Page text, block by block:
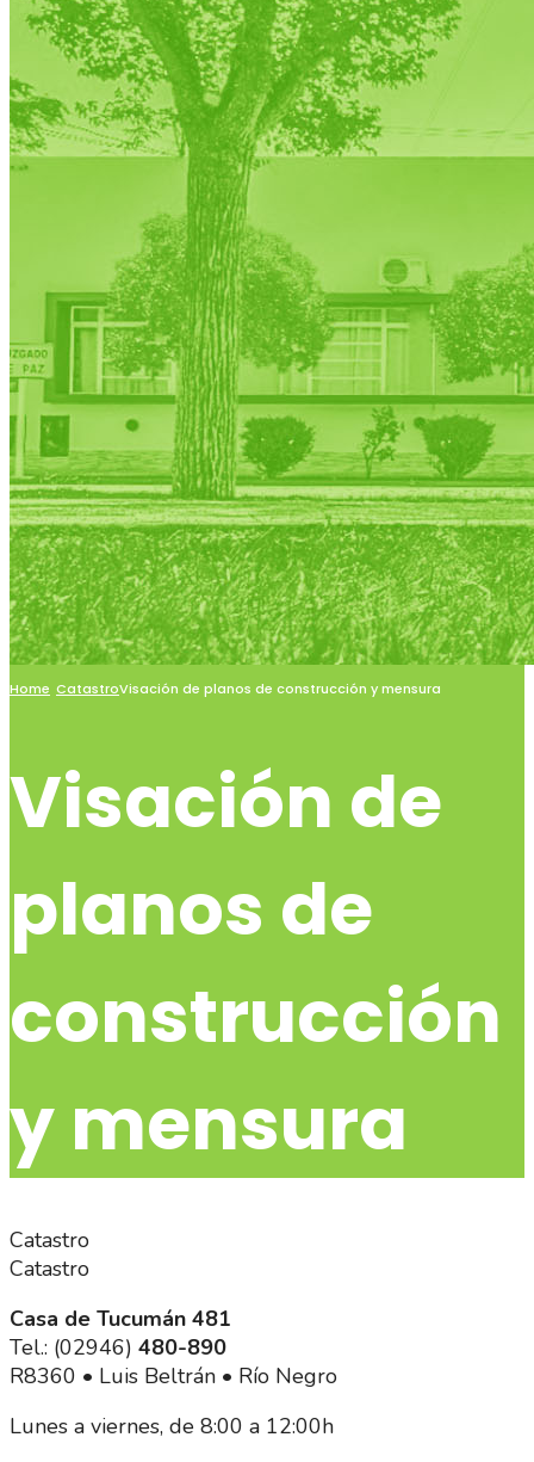
Home CatastroVisación de planos de construcción y mensura
Visación de
planos de
construcción
y mensura
Catastro
Catastro
Casa de Tucumán 481
Tel.: (02946) 480-890
R8360 • Luis Beltrán • Río Negro
Lunes a viernes, de 8:00 a 12:00h